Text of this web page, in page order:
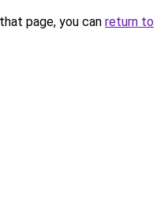
page, you can return to